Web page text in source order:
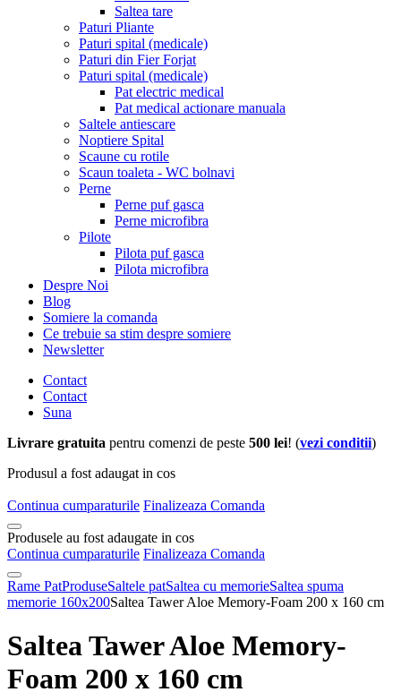
Saltea tare
Paturi Pliante
Paturi spital (medicale)
Paturi din Fier Forjat
Paturi spital (medicale)
Pat electric medical
Pat medical actionare manuala
Saltele antiescare
Noptiere Spital
Scaune cu rotile
Scaun toaleta - WC bolnavi
Perne
Perne puf gasca
Perne microfibra
Pilote
Pilota puf gasca
Pilota microfibra
Despre Noi
Blog
Somiere la comanda
Ce trebuie sa stim despre somiere
Newsletter
Contact
Contact
Suna
Livrare gratuita pentru comenzi de peste 500 lei! (vezi conditii)
Produsul a fost adaugat in cos
Continua cumparaturile Finalizeaza Comanda
Produsele au fost adaugate in cos
Continua cumparaturile Finalizeaza Comanda
Rame PatProduseSaltele patSaltea cu memorieSaltea spuma
memorie 160x200Saltea Tawer Aloe Memory-Foam 200 x 160 cm
Saltea Tawer Aloe Memory-
Foam 200 x 160 cm